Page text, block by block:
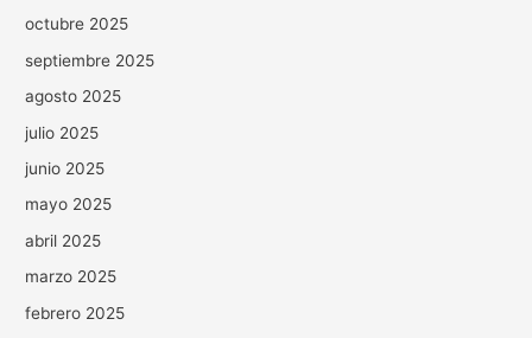
octubre 2025
septiembre 2025
agosto 2025
julio 2025
junio 2025
mayo 2025
abril 2025
marzo 2025
febrero 2025